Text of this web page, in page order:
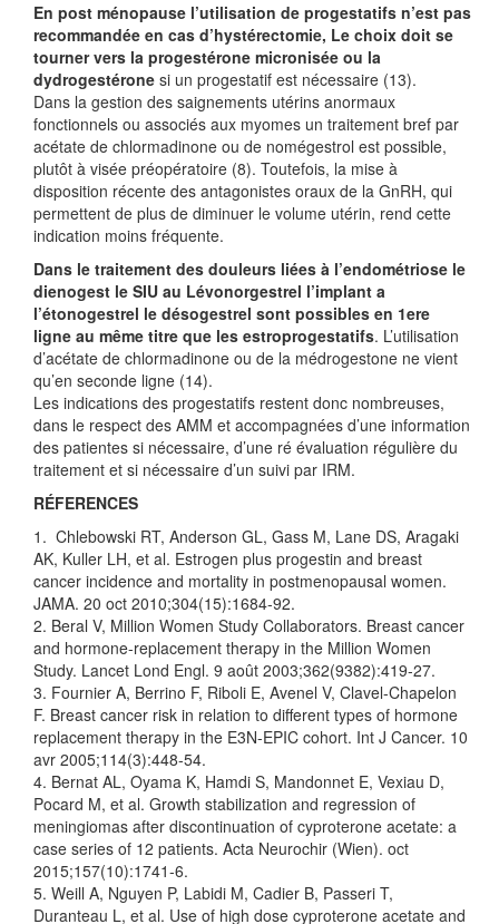
En post ménopause l’utilisation de progestatifs n’est pas
recommandée en cas d’hystérectomie, Le choix doit se
tourner vers la progestérone micronisée ou la
dydrogestérone si un progestatif est nécessaire (13).
Dans la gestion des saignements utérins anormaux
fonctionnels ou associés aux myomes un traitement bref par
acétate de chlormadinone ou de nomégestrol est possible,
plutôt à visée préopératoire (8). Toutefois, la mise à
disposition récente des antagonistes oraux de la GnRH, qui
permettent de plus de diminuer le volume utérin, rend cette
indication moins fréquente.
Dans le traitement des douleurs liées à l’endométriose le
dienogest le SIU au Lévonorgestrel l’implant a
l’étonogestrel le désogestrel sont possibles en 1ere
ligne au même titre que les estroprogestatifs. L’utilisation
d’acétate de chlormadinone ou de la médrogestone ne vient
qu’en seconde ligne (14).
Les indications des progestatifs restent donc nombreuses,
dans le respect des AMM et accompagnées d’une information
des patientes si nécessaire, d’une ré évaluation régulière du
traitement et si nécessaire d’un suivi par IRM.
RÉFERENCES
1. Chlebowski RT, Anderson GL, Gass M, Lane DS, Aragaki
AK, Kuller LH, et al. Estrogen plus progestin and breast
cancer incidence and mortality in postmenopausal women.
JAMA. 20 oct 2010;304(15):1684‑92.
2. Beral V, Million Women Study Collaborators. Breast cancer
and hormone-replacement therapy in the Million Women
Study. Lancet Lond Engl. 9 août 2003;362(9382):419‑27.
3. Fournier A, Berrino F, Riboli E, Avenel V, Clavel-Chapelon
F. Breast cancer risk in relation to different types of hormone
replacement therapy in the E3N-EPIC cohort. Int J Cancer. 10
avr 2005;114(3):448‑54.
4. Bernat AL, Oyama K, Hamdi S, Mandonnet E, Vexiau D,
Pocard M, et al. Growth stabilization and regression of
meningiomas after discontinuation of cyproterone acetate: a
case series of 12 patients. Acta Neurochir (Wien). oct
2015;157(10):1741‑6.
5. Weill A, Nguyen P, Labidi M, Cadier B, Passeri T,
Duranteau L, et al. Use of high dose cyproterone acetate and